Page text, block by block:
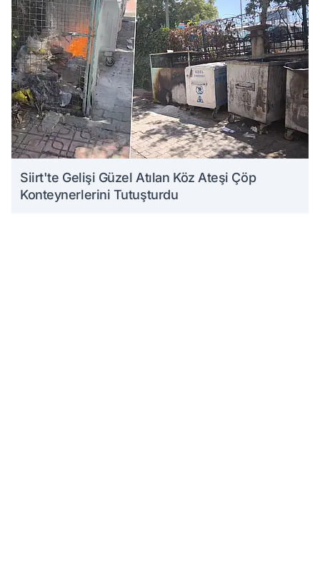
Siirt'te Gelişi Güzel Atılan Köz Ateşi Çöp
Konteynerlerini Tutuşturdu